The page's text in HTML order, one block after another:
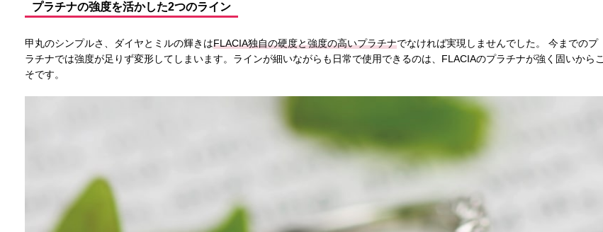
プラチナの強度を活かした2つのライン
甲丸のシンプルさ、ダイヤとミルの輝きはFLACIA独自の硬度と強度の高いプラチナでなければ実現しませんでした。 今までのプ
ラチナでは強度が足りず変形してしまいます。ラインが細いながらも日常で使用できるのは、FLACIAのプラチナが強く固いからこ
そです。